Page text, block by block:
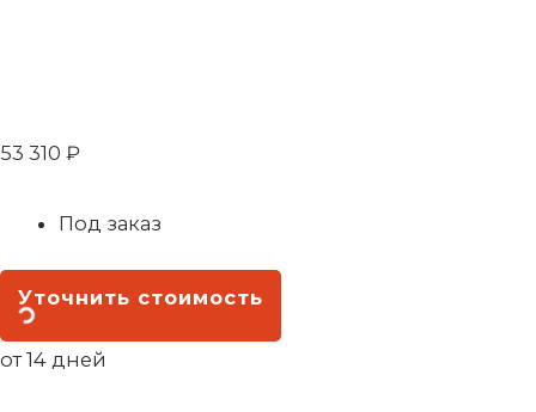
53 310 ₽
Под заказ
Уточнить стоимость
от 14 дней